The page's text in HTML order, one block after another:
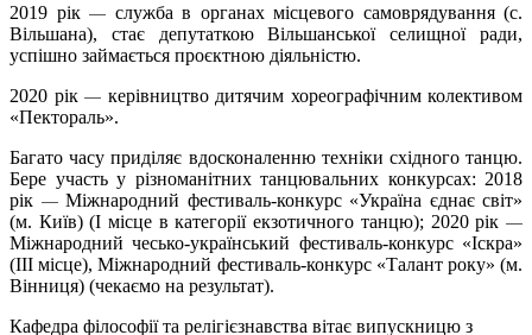
2019 рік — служба в органах місцевого самоврядування (с.
Вільшана), стає депутаткою Вільшанської селищної ради,
успішно займається проєктною діяльністю.
2020 рік — керівництво дитячим хореографічним колективом
«Пектораль».
Багато часу приділяє вдосконаленню техніки східного танцю.
Бере участь у різноманітних танцювальних конкурсах: 2018
рік —Міжнародний фестиваль-конкурс «Україна єднає світ»
(м. Київ) (І місце в категорії екзотичного танцю); 2020 рік —
Міжнародний чесько-український фестиваль-конкурс «Іскра»
(ІІІ місце), Міжнародний фестиваль-конкурс «Талант року» (м.
Вінниця) (чекаємо на результат).
Кафедра філософії та релігієзнавства вітає випускницю з